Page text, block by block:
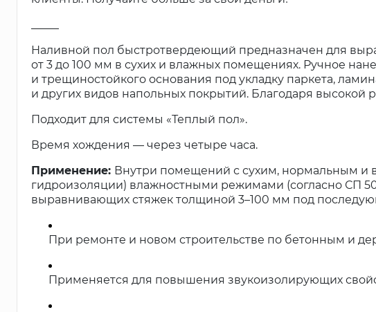
Наливной пол быстротвердеющий предназначен для
от 3 до 100 мм в сухих и влажных помещениях. Ручное
и трещиностойкого основания под укладку паркета,
и других видов напольных покрытий. Благодаря высокой
Подходит для системы «Теплый пол».
Время хождения — через четыре часа.
Применение: Внутри помещений с сухим, нормальным и
гидроизоляции) влажностными режимами (согласно СП
выравнивающих стяжек толщиной 3–100 мм под
При ремонте и новом строительстве по бетонным и
Применяется для повышения звукоизолирующих